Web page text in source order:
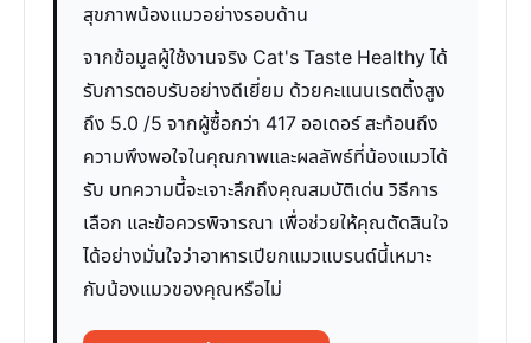
สุขภาพน้องแมวอย่างรอบด้าน
จากข้อมูลผู้ใช้งานจริง Cat's Taste Healthy ได้
รับการตอบรับอย่างดีเยี่ยม ด้วยคะแนนเรตติ้งสูง
ถึง 5.0 /5 จากผู้ซื้อกว่า 417 ออเดอร์ สะท้อนถึง
ความพึงพอใจในคุณภาพและผลลัพธ์ที่น้องแมวได้
รับ บทความนี้จะเจาะลึกถึงคุณสมบัติเด่น วิธีการ
เลือก และข้อควรพิจารณา เพื่อช่วยให้คุณตัดสินใจ
ได้อย่างมั่นใจว่าอาหารเปียกแมวแบรนด์นี้เหมาะ
กับน้องแมวของคุณหรือไม่